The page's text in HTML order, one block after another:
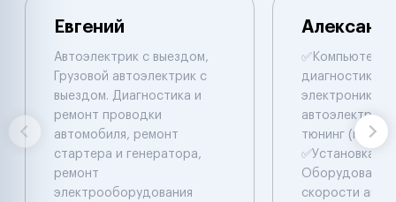
Евгений
Автоэлектрик с выездом,
Грузовой автоэлектрик с
выездом. Диагностика и
ремонт проводки
автомобиля, ремонт
стартера и генератора,
ремонт
электрооборудования
диaгнocтикa
электpоники и
тюнинг
✅Уcтaновкa
Обоpудовaния
скорости